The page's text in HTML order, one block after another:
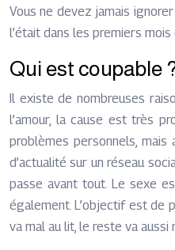
Vous ne devez jamais
l’était dans les premiers
Qui est coupable
Il existe de nombreuses
l’amour, la cause est très
problèmes personnels, mais
d’actualité sur un réseau
passe avant tout. Le sexe
également. L’objectif est de
va mal au lit, le reste va aussi